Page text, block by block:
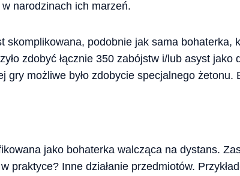
narodzinach ich marzeń.
skomplikowana, podobnie jak sama bohaterka,
zdobyć łącznie 350 zabójstw i/lub asyst jako
gry możliwe było zdobycie specjalnego żetonu.
jako bohaterka walcząca na dystans.
praktyce? Inne działanie przedmiotów.